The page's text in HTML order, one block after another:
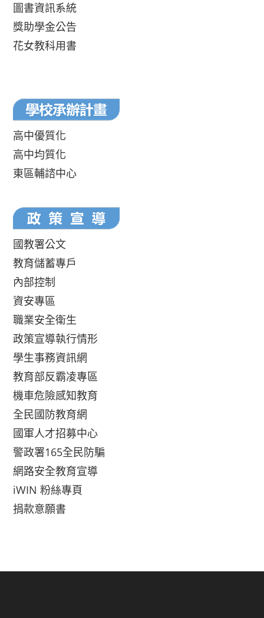
圖書資訊系統
獎助學金公告
花女教科用書
高中優質化
高中均質化
東區輔諮中心
國教署公文
教育儲蓄專戶
內部控制
資安專區
職業安全衛生
政策宣導執行情形
學生事務資訊網
教育部反霸凌專區
機車危險感知教育
全民國防教育網
國軍人才招募中心
警政署165全民防騙
網路安全教育宣導
iWIN 粉絲專頁
捐款意願書